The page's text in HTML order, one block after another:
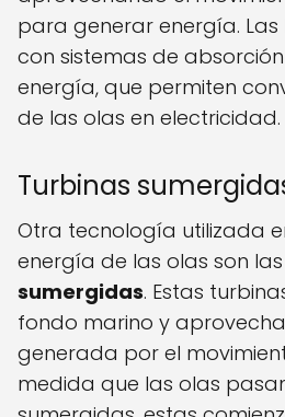
para generar energía.
con sistemas de
energía, que permiten
de las olas en electricidad.
Turbinas
Otra tecnología utilizada
energía de las olas son las
sumergidas. Estas
fondo marino y
generada por el
medida que las olas